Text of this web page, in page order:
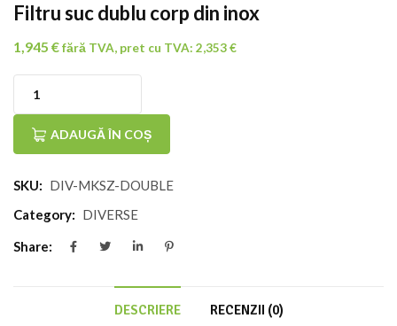
În
Articole
Filtru suc dublu corp din inox
1,945 €fără TVA, pret cu TVA: 2,353€
Filtru
dublu
corp
din
ADAUGĂ ÎN COȘ
SKU: DIV-MKSZ-DOUBLE
Category: DIVERSE
Share:
DESCRIERE RECENZII (0)